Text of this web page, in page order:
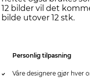
12 bilder vil det
bilde utover 12 stk.
Personlig tilpasning
Våre designere gjør hver